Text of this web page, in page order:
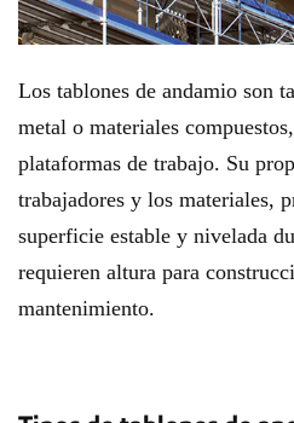
Los tablones de andamio son
metal o materiales
plataformas de trabajo. Su
trabajadores y los materiales,
superficie estable y nivelada
requieren altura para
mantenimiento.